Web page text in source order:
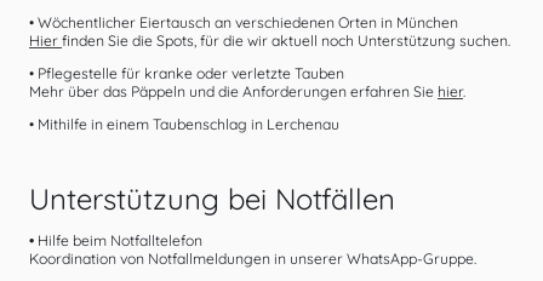
• Wöchentlicher Eiertausch an verschiedenen Orten in München
Hier finden Sie die Spots, für die wir aktuell noch Unterstützung suchen.
• Pflegestelle für kranke oder verletzte Tauben
Mehr über das Päppeln und die Anforderungen erfahren Sie hier.
• Mithilfe in einem Taubenschlag in Lerchenau
Unterstützung bei Notfällen
• Hilfe beim Notfalltelefon
Koordination von Notfallmeldungen in unserer WhatsApp-Gruppe.